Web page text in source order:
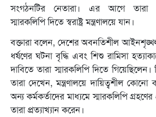
সংগঠনটির নেতারা। এর আগে তারা
স্মারকলিপি দিতে স্বরাষ্ট্র মন্ত্রণালয়ে যান।
বক্তারা বলেন, দেশের অবনতিশীল
ধর্ষণের ঘটনা বৃদ্ধি এবং শিশু রামিসা
দাবিতে তারা স্মারকলিপি দিতে গিয়েছিলেন।
তারা দেখেন, মন্ত্রণালয়ে দায়িত্বশীল কোনো
অন্য কর্মকর্তাদের মাধ্যমে স্মারকলিপি
তারা প্রত্যাখ্যান করেন।